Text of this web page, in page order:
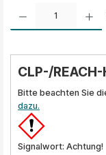
Produkt Anzahl: Gib den
CLP-/
Bitte beachten Sie
dazu.
Signalwort: Achtung!